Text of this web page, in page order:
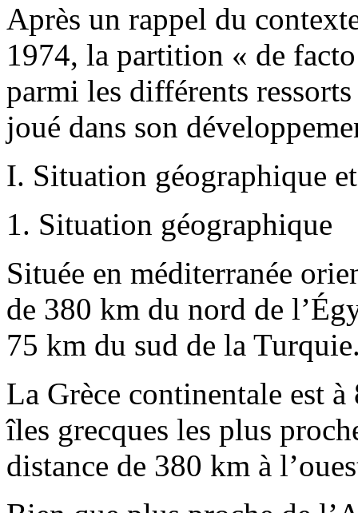
Après un rappel du
1974, la partition « de
parmi les différents
joué dans son
I. Situation géographique
1. Situation géographique
Située en méditerranée
de 380 km du nord de
75 km du sud de la
La Grèce continentale est
îles grecques les plus
distance de 380 km à